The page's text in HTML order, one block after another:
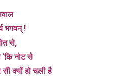
भगवन् !
से,
‘कि नोट से
सी क्यों हो चली है